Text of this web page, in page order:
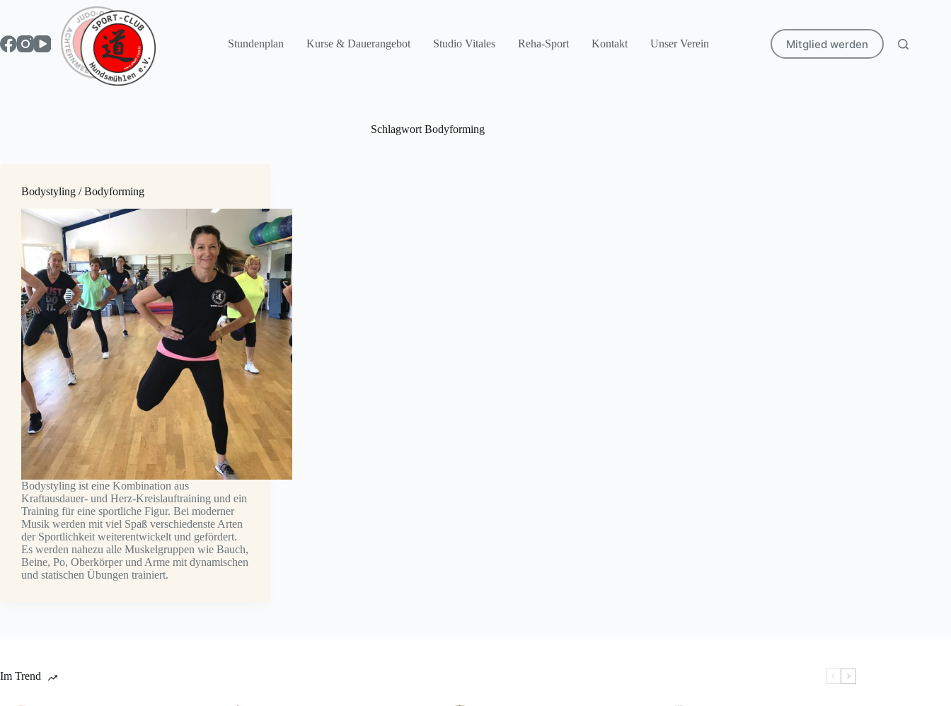
Stundenplan
Kurse & Dauerangebot Studio Vitales Reha-Sport Kontakt Unser Verein Mitglied werden
Schlagwort Bodyforming
Bodystyling / Bodyforming
Bodystyling ist eine Kombination aus
Kraftausdauer- und Herz-Kreislauftraining und ein
Training für eine sportliche Figur. Bei moderner
Musik werden mit viel Spaß verschiedenste Arten
der Sportlichkeit weiterentwickelt und gefördert.
Es werden nahezu alle Muskelgruppen wie Bauch,
Beine, Po, Oberkörper und Arme mit dynamischen
und statischen Übungen trainiert.
Im Trend